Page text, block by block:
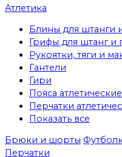
Атлетика
Блины для штанги
Грифы для штанг и
Рукоятки, тяги и
Гантели
Гири
Пояса атлетические
Перчатки
Показать все
Брюки и шорты
Перчатки